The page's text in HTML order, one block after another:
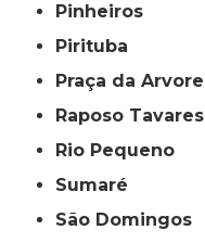
Pinheiros
Pirituba
Praça da Arvore
Raposo Tavares
Rio Pequeno
Sumaré
São Domingos